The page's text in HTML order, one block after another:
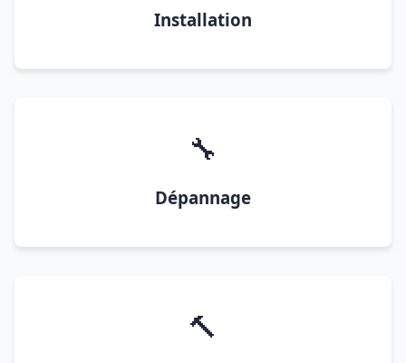
Installation
🔧
Dépannage
🔨